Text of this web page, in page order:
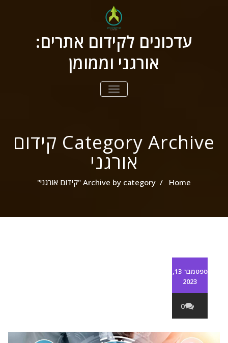
עדכונים לקידום אתרים:
אורגני וממומן
הצג/הסתר
ניווט
Category Archive קידום
אורגני
Home
/ Archive by category "קידום אורגני"
ספטמבר 13,
2023
0